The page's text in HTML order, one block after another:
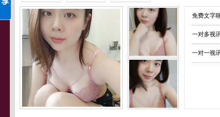
免费文字
一对多视
一对一视